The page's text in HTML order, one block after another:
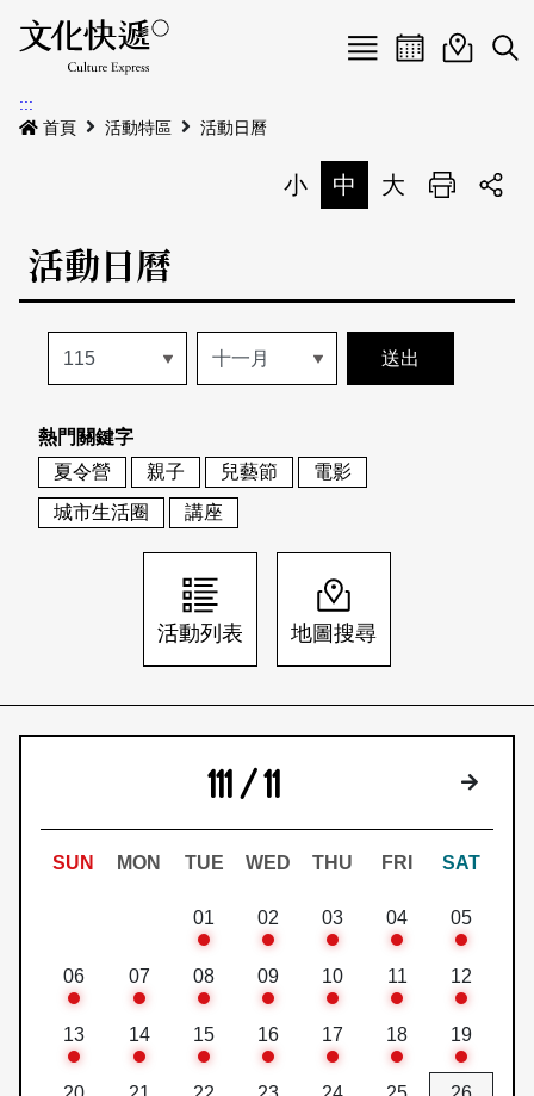
Menu
最新公告
本期專題
歷史專題
活動特區
活動列表
地圖搜尋
關於我們
關於我們
刊物索取地點
會員基本資料
刊登活動
網站導覽 English
日本語 登入/註冊
活動日曆活動地圖
展
:::
首頁
活動特區 活動日曆
小 中 大 列印
活動日曆
熱門關鍵字
夏令營
親子 兒藝節
電影
城市生活圈
講座
活動列表 地圖搜尋
111 / 11 下個月
SUN MON TUE WED THU FRI SAT
01 02 03 04 05
06 07 08 09 10 11 12
13 14 15 16 17 18 19